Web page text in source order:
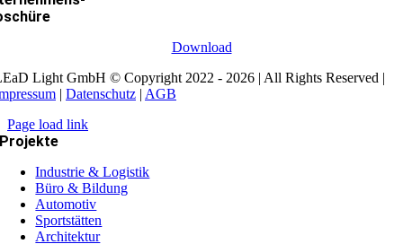
Download
Light GmbH © Copyright 2022 - 2026 | All Rights Reserved |
| Datenschutz | AGB
Page load link
Projekte
Industrie & Logistik
Büro & Bildung
Automotiv
Sportstätten
Architektur